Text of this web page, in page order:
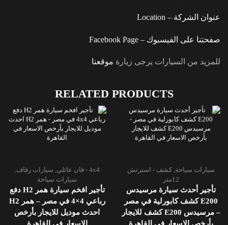
عنوان الشركة – Location
صفحتنا على الفيسبوك – Facebook Page
للمزيد من السيارات يرجى زيارة موقعنا
RELATED PRODUCTS
سيارات سياحة كشف - استرتش
12متر
تأجير أحدث سيارة مرسيدس
E200 كشف كابورلية في مصر
– مرسيدس E200 كشف للايجار
4x4 - فان عائلي سيارات زفاف
سيارات سياحة
تأجير افخم سيارة همر H2 دفع
رباعي 4×4 في مصر – همر H2
احدث موديل للايجار بأرخص